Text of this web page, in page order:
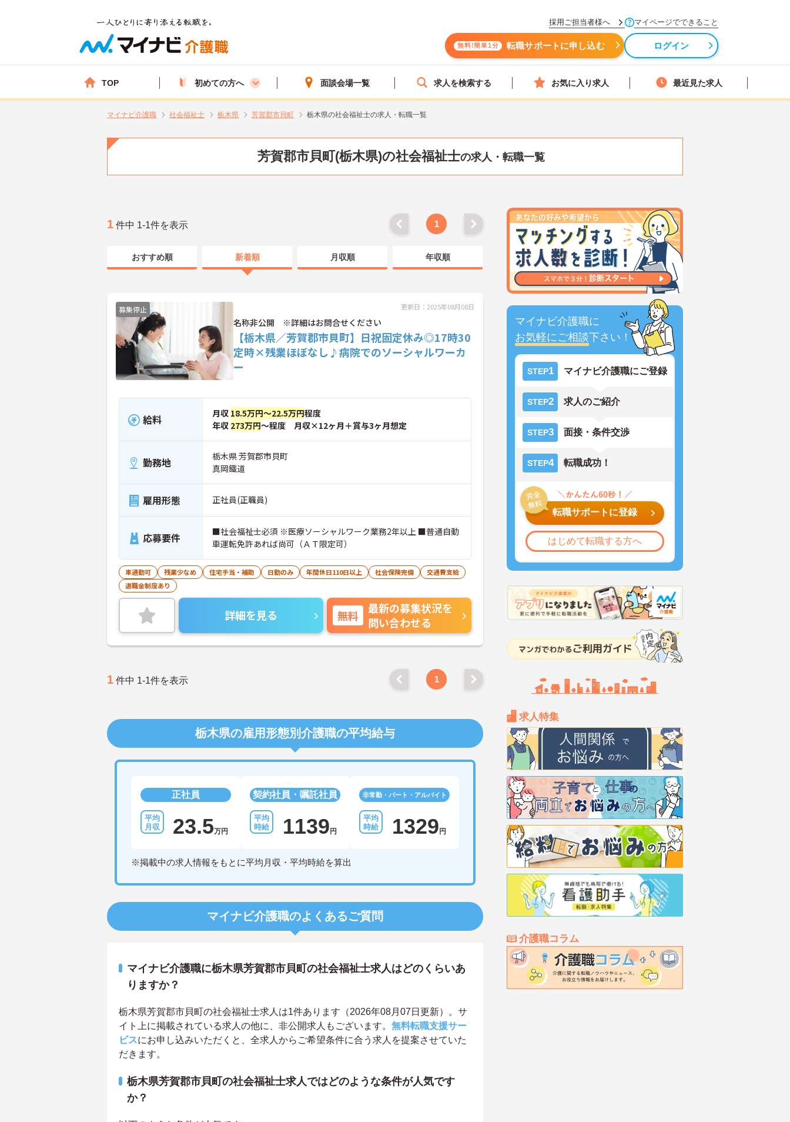
採用ご担当者様へ マイページでできること
無料!簡単1分 転職サポートに申し込む ログイン
TOP 初めての方へ 面談会場一覧 求人を検索する お気に入り求人 最近見た求人
マイナビ介護職 社会福祉士 栃木県 芳賀郡市貝町 栃木県の社会福祉士の求人・転職一覧
芳賀郡市貝町(栃木県)の社会福祉士の求人・転職一覧
マイナビ介護職に
お気軽にご相談下さい！
STEP1 マイナビ介護職にご登録
STEP2 求人のご紹介
STEP3 面接・条件交渉
STEP4 転職成功！
転職サポートに登録
はじめて転職する方へ
求人特集
介護職コラム
1 件中 1-1件を表示 1
おすすめ順 新着順 月収順 年収順
募集停止 更新日：2025年08月08日
名称非公開 ※詳細はお問合せください
【栃木県／芳賀郡市貝町】日祝固定休み◎17時30
定時×残業ほぼなし♪病院でのソーシャルワーカ
ー
給料 月収 18.5万円～22.5万円程度
年収 273万円～程度 月収×12ヶ月＋賞与3ヶ月想定
勤務地
栃木県 芳賀郡市貝町
真岡鐵道
雇用形態 正社員(正職員)
応募要件
■社会福祉士必須 ※医療ソーシャルワーク業務2年以上 ■普通自動
車運転免許あれば尚可（ＡＴ限定可）
車通勤可 残業少なめ 住宅手当・補助 日勤のみ 年間休日110日以上 社会保険完備
交通費支給
退職金制度あり
詳細を見る 無料
最新の募集状況を
問い合わせる
1 件中 1-1件を表示 1
栃木県の雇用形態別介護職の平均給与
正社員
23.5万円
契約社員・嘱託社員
1139 円
非常勤・パート・アルバイト
1329 円
※掲載中の求人情報をもとに平均月収・平均時給を算出
マイナビ介護職のよくあるご質問
マイナビ介護職に栃木県芳賀郡市貝町の社会福祉士求人はどのくらいあ
りますか？
栃木県芳賀郡市貝町の社会福祉士求人は1件あります（2026年08月07日更新）。サ
イト上に掲載されている求人の他に、非公開求人もございます。 無料転職支援サー
ビスにお申し込みいただくと、全求人からご希望条件に合う求人を提案させていた
だきます。
栃木県芳賀郡市貝町の社会福祉士求人ではどのような条件が人気です
か？